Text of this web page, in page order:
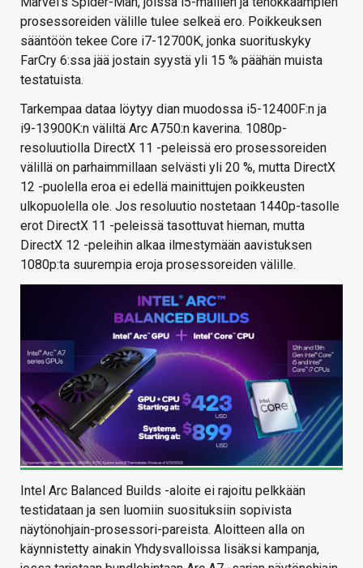
prosessoreiden välille tulee selkeä ero. Poikkeuksen
sääntöön tekee Core i7-12700K, jonka suorituskyky
FarCry 6:ssa jää jostain syystä yli 15 % päähän muista
testatuista.
Tarkempaa dataa löytyy dian muodossa i5-12400F:n ja
i9-13900K:n väliltä Arc A750:n kaverina. 1080p-
resoluutiolla DirectX 11 -peleissä ero prosessoreiden
välillä on parhaimmillaan selvästi yli 20 %, mutta DirectX
12 -puolella eroa ei edellä mainittujen poikkeusten
ulkopuolella ole. Jos resoluutio nostetaan 1440p-tasolle
erot DirectX 11 -peleissä tasottuvat hieman, mutta
DirectX 12 -peleihin alkaa ilmestymään aavistuksen
1080p:ta suurempia eroja prosessoreiden välille.
Intel Arc Balanced Builds -aloite ei rajoitu pelkkään
testidataan ja sen luomiin suosituksiin sopivista
näytönohjain-prosessori-pareista. Aloitteen alla on
käynnistetty ainakin Yhdysvalloissa lisäksi kampanja,